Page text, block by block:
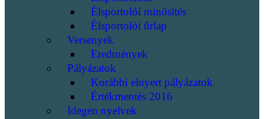
Élsportolói minősítés
Élsportolói űrlap
Versenyek
Eredmények
Pályázatok
Korábbi elnyert pályázatok
Értékmentés 2016
Idegen nyelvek